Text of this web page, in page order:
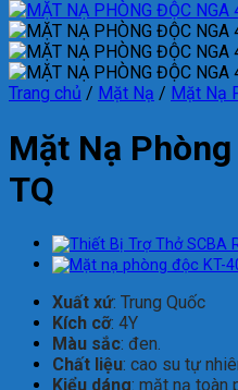
Trang chủ / Mặt Nạ / Mặt Nạ
Mặt Nạ
TQ
Xuất xứ: Trung Quốc
Kích cỡ: 4Y
Màu sắc: đen.
Chất liệu: cao su tự
Kiểu dáng: mặt nạ toàn